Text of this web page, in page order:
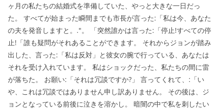
ヶ月の私たちの結婚式を準備していた、やっと大きな一日だっ
た。 すべてが始まった瞬間までも市長が言った:「私は今、あなた
の夫を発音しますと。."。 「突然誰かは言った:「停止!すべての停
止!「誰も疑問がそれあることができます。 それからジョンが踏み
出した、言った:「私は反対」と彼女の腕で行っている、あなたは
それを受け入れています。 私はショックだった、私たちの間に雷
が落ちた。 お願い:「それは冗談ですか?」 言ってくれて、:「い
や、これは冗談ではありません申し訳ありません。 その後は、ジ
ョンとなっている前後に泣きを溶かし。 暗闇の中で私を刺したい